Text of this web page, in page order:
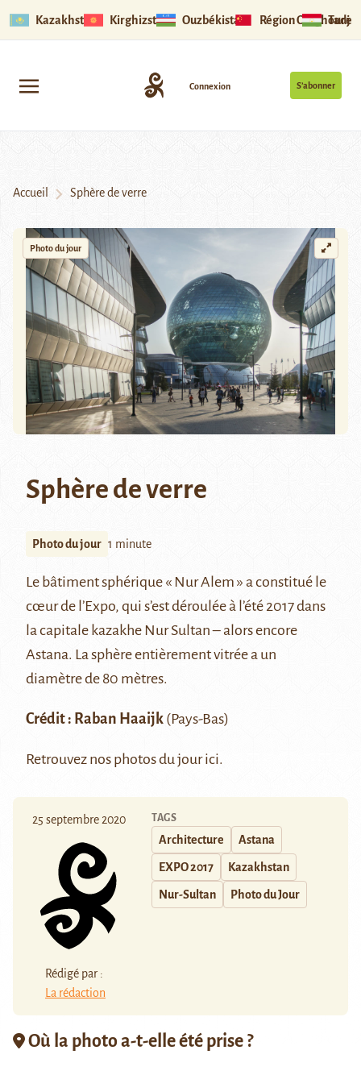
Kazakhstan Kirghizstan Ouzbékistan Région Ouïghoure
S’abonner
Connexion
Accueil Sphère de verre
Photo du jour
Sphère de verre
Photo du jour 1 minute
Le bâtiment sphérique « Nur Alem » a constitué le
cœur de l’Expo, qui s’est déroulée à l’été 2017 dans
la capitale kazakhe Nur Sultan – alors encore
Astana. La sphère entièrement vitrée a un
diamètre de 80 mètres.
Crédit : Raban Haaijk (Pays-Bas)
Retrouvez nos photos du jourici.
25 septembre 2020
Rédigé par :
La rédaction
TAGS
Architecture Astana
EXPO 2017 Kazakhstan
Nur-Sultan Photo du Jour
Où la photo a-t-elle été prise ?